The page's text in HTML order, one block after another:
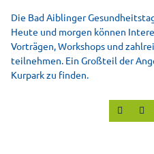
Die Bad Aiblinger
Heute und morgen können
Vorträgen, Workshops und
teilnehmen. Ein Großteil der
Kurpark zu finden.